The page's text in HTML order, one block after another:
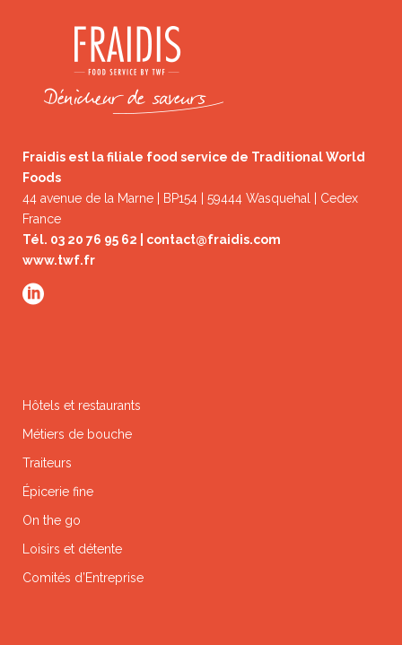
Fraidis est la filiale food service de Traditional World
Foods
44 avenue de la Marne | BP154 | 59444 Wasquehal | Cedex
France
Tél. 03 20 76 95 62 | contact@fraidis.com
www.twf.fr
Hôtels et restaurants
Métiers de bouche
Traiteurs
Épicerie fine
On the go
Loisirs et détente
Comités d’Entreprise